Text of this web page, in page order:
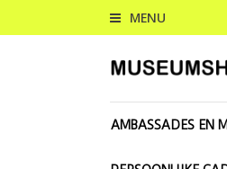
MENU
AMBASSADES EN